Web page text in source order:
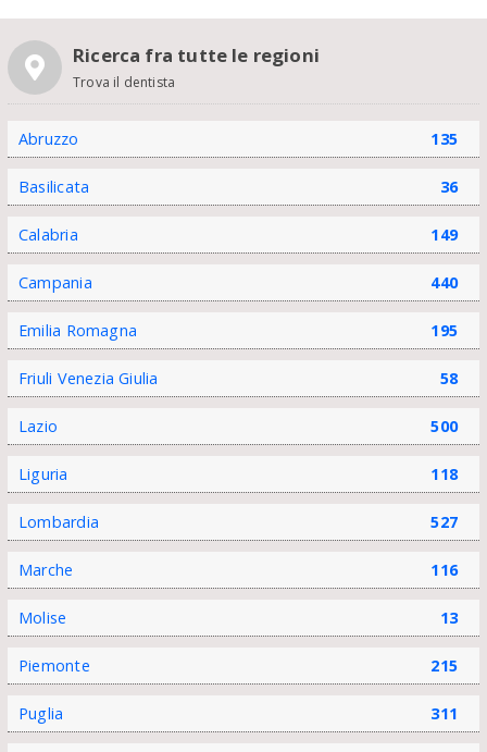
Ricerca fra tutte le regioni
Trova il dentista
Abruzzo 135
Basilicata 36
Calabria 149
Campania 440
Emilia Romagna 195
Friuli Venezia Giulia 58
Lazio 500
Liguria 118
Lombardia 527
Marche 116
Molise 13
Piemonte 215
Puglia 311